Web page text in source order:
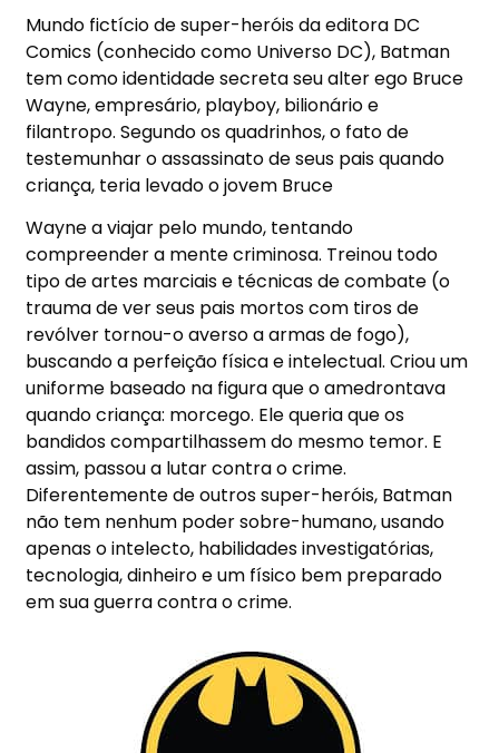
Mundo fictício de super-heróis da editora DC
Comics (conhecido como Universo DC), Batman
tem como identidade secreta seu alter ego Bruce
Wayne, empresário, playboy, bilionário e
filantropo. Segundo os quadrinhos, o fato de
testemunhar o assassinato de seus pais quando
criança, teria levado o jovem Bruce
Wayne a viajar pelo mundo, tentando
compreender a mente criminosa. Treinou todo
tipo de artes marciais e técnicas de combate (o
trauma de ver seus pais mortos com tiros de
revólver tornou-o averso a armas de fogo),
buscando a perfeição física e intelectual. Criou um
uniforme baseado na figura que o amedrontava
quando criança: morcego. Ele queria que os
bandidos compartilhassem do mesmo temor. E
assim, passou a lutar contra o crime.
Diferentemente de outros super-heróis, Batman
não tem nenhum poder sobre-humano, usando
apenas o intelecto, habilidades investigatórias,
tecnologia, dinheiro e um físico bem preparado
em sua guerra contra o crime.